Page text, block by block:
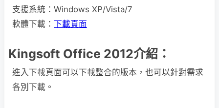
支援系統：Windows XP/Vista/7
軟體下載： 下載頁面
Kingsoft Office 2012介紹：
進入下載頁面可以下載整合的版本，也可以針對需求
各別下載。